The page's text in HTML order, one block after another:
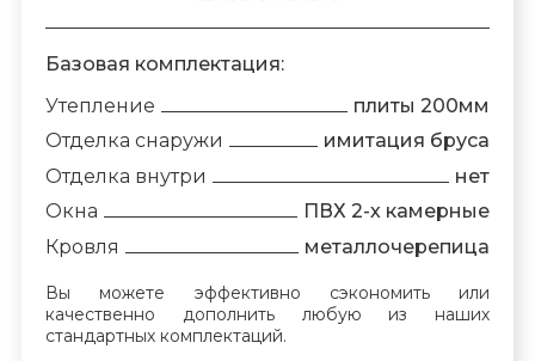
Базовая комплектация:
Утепление
плиты 200мм
Отделка снаружи
имитация бруса
Отделка внутри
нет
Окна
ПВХ 2-х камерные
Кровля
металлочерепица
Вы можете эффективно сэкономить или
качественно дополнить любую из наших
стандартных комплектаций.